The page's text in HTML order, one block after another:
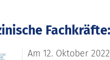
Am 12. Oktober